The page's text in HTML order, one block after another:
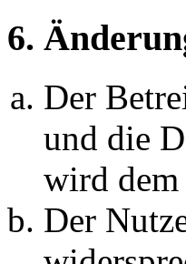
6.
Der
und die
wird
Der